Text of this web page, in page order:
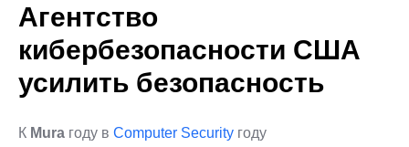
Агентство
кибербезопасности США
усилить безопасность
К Mura году в Computer Security году